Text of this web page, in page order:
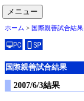
メニュー
toggle
navigation
ホーム > 国際親善試合結果
国際親善試合結果
2007/6/3結果